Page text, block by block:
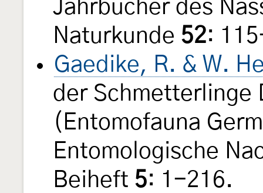
Jahrbücher des
Naturkunde 52:
Gaedike, R. & W.
der Schmetterlinge
(Entomofauna
Entomologische
Beiheft 5: 1-216.